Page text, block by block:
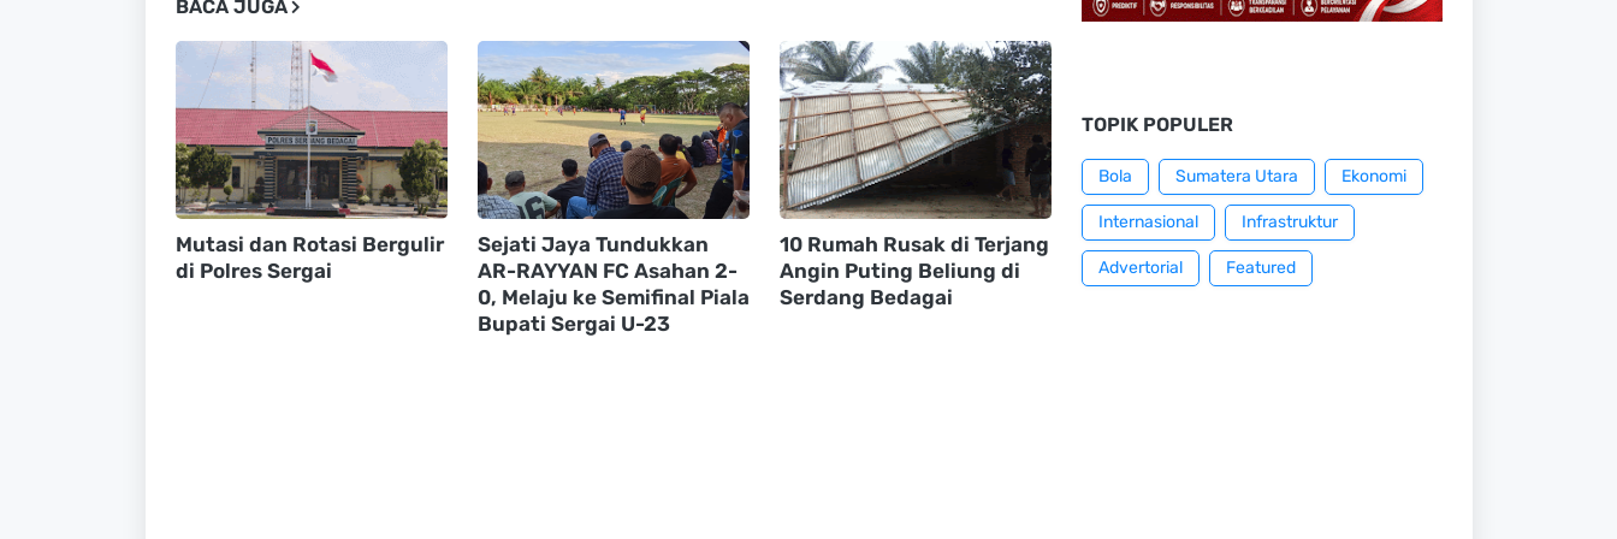
BACA JUGA
Mutasi dan Rotasi Bergulir
di Polres Sergai
Sejati Jaya Tundukkan
AR-RAYYAN FC Asahan 2-
0, Melaju ke Semifinal Piala
Bupati Sergai U-23
10 Rumah Rusak di Terjang
Angin Puting Beliung di
Serdang Bedagai
TOPIK POPULER
Bola Sumatera Utara Ekonomi
Internasional Infrastruktur
Advertorial Featured